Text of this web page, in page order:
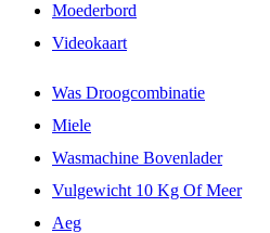
Moederbord
Videokaart
Was Droogcombinatie
Miele
Wasmachine Bovenlader
Vulgewicht 10 Kg Of Meer
Aeg